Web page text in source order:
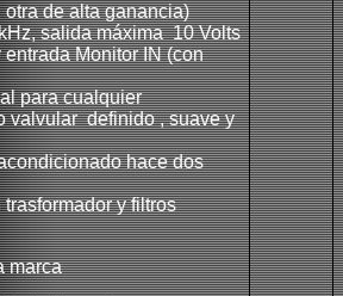
de alta ganancia)
salida máxima 10 Volts
Monitor IN (con
para cualquier
valvular definido , suave y
hace dos
y filtros
marca